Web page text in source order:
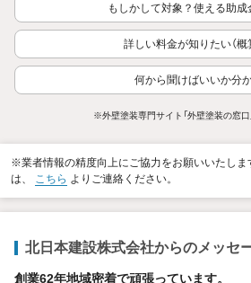
もしかして対象？使える助成
詳しい料金が知りたい（概
何から聞けばいいか分
※外壁塗装専門サイト「外壁塗装の窓口
※業者情報の精度向上にご協力をお願いいたしま
は、 こちら よりご連絡ください。
北日本建設株式会社からのメッセ
創業62年地域密着で頑張っています。